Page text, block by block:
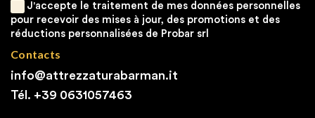
J'accepte le traitement de mes données personnelles
pour recevoir des mises à jour, des promotions et des
réductions personnalisées de Probar srl
Contacts
info@attrezzaturabarman.it
Tél. +39 0631057463